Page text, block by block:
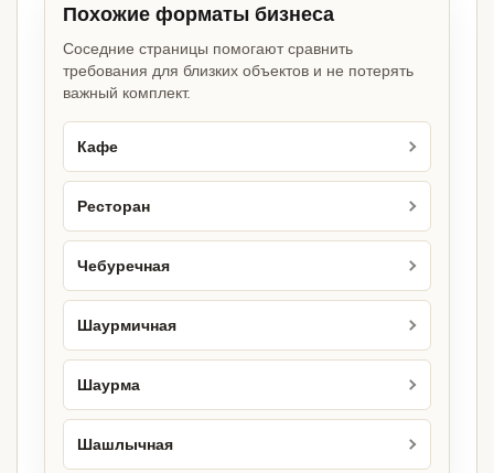
Похожие форматы бизнеса
Соседние страницы помогают сравнить
требования для близких объектов и не потерять
важный комплект.
Кафе
Ресторан
Чебуречная
Шаурмичная
Шаурма
Шашлычная